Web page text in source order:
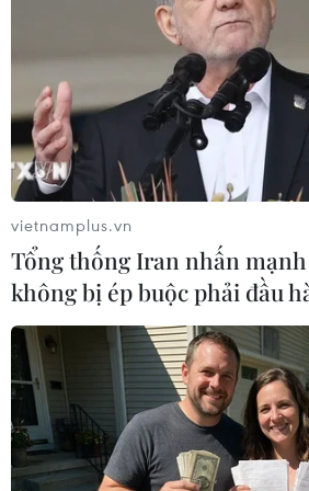
Cục diện ASEAN Cup: Việt
Nam quyết giành ngôi đầu,
Thái Lan vẫn có thể bị loại
07/08/2026 02:29
Lịch
2026
07/08/
Công Phượng gặp thử
thách lớn trong ngày tái
xuất V-League 2026/27
06/08/2026 11:49
Nhận
HLV
giành
06/08/
vietnamplus.vn
Tổng thống Iran nhấn mạnh
không bị ép buộc phải đầu